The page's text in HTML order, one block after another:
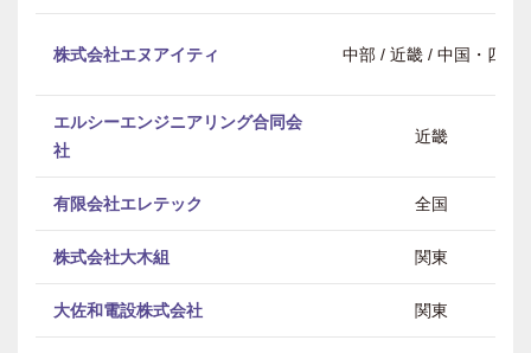
株式会社エヌアイティ 中部 / 近畿 / 中国・四国
エルシーエンジニアリング合同会
社
近畿
有限会社エレテック 全国
株式会社大木組 関東
大佐和電設株式会社 関東